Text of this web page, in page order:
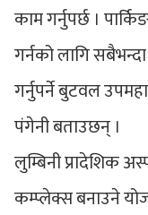
काम गर्नुपर्छ ।
गर्नको लागि
गर्नुपर्ने बुटवल
पंगेनी बताउछन् ।
लुम्बिनी प्रादेशिक
कम्प्लेक्स बनाउने